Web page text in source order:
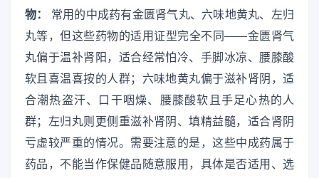
物：
常用的中成药有金匮肾气丸、六味地黄丸、左归
丸等，但这些药物的适用证型完全不同——金匮肾气
丸偏于温补肾阳，适合经常怕冷、手脚冰凉、腰膝酸
软且喜温喜按的人群；六味地黄丸偏于滋补肾阴，适
合潮热盗汗、口干咽燥、腰膝酸软且手足心热的人
群；左归丸则更侧重滋补肾阴、填精益髓，适合肾阴
亏虚较严重的情况。需要注意的是，这些中成药属于
药品，不能当作保健品随意服用，具体是否适用、选